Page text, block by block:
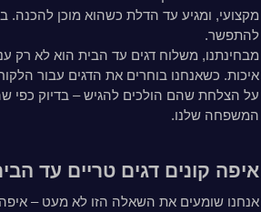
מקצועי, ומגיע עד הדלת כשהוא מוכן להכנה.
להתפשר.
מבחינתנו, משלוח דגים עד הבית הוא לא רק
איכות. כשאנחנו בוחרים את הדגים עבור
על הצלחת שהם הולכים להגיש – בדיוק כפי
המשפחה שלנו.
איפה קונים דגים טריים עד
אנחנו שומעים את השאלה הזו לא מעט – איפה